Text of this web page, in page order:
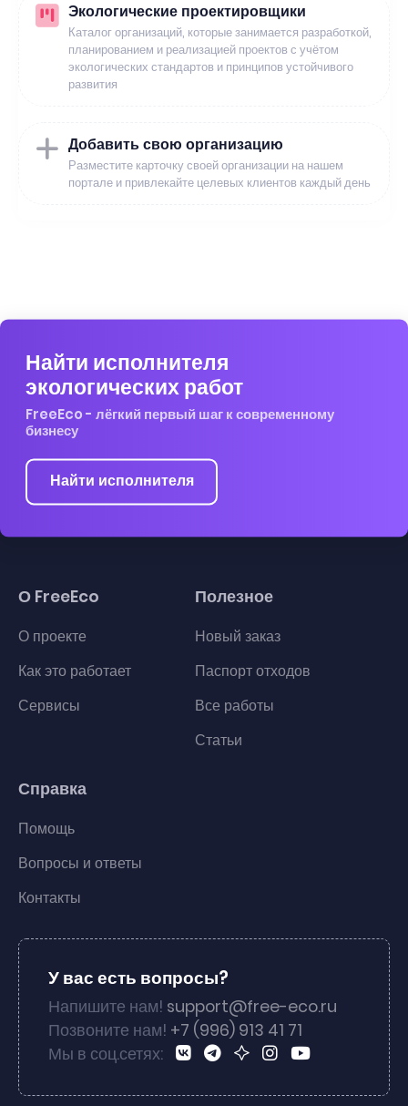
Экологические проектировщики
Каталог организаций, которые занимается разработкой,
планированием и реализацией проектов с учётом
экологических стандартов и принципов устойчивого
развития
Добавить свою организацию
Разместите карточку своей организации на нашем
портале и привлекайте целевых клиентов каждый день
Найти исполнителя
экологических работ
FreeEco - лёгкий первый шаг к современному
бизнесу
Найти исполнителя
О FreeEco
О проекте
Как это работает
Сервисы
Полезное
Новый заказ
Паспорт отходов
Все работы
Статьи
Справка
Помощь
Вопросы и ответы
Контакты
У вас есть вопросы?
Напишите нам! support@free-eco.ru
Позвоните нам! +7 (996) 913 41 71
Мы в соц.сетях: